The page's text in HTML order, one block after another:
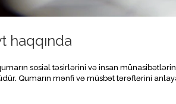
haqqında
sosial təsirlərini və insan
Qumarın mənfi və müsbət tərəflərini